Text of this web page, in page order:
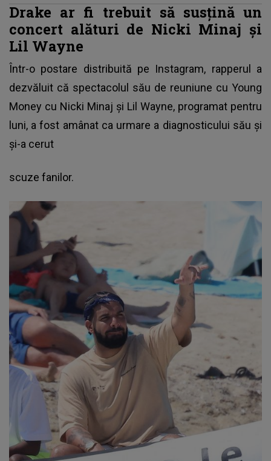
Drake ar fi trebuit să susțină un
concert alături de Nicki Minaj și
Lil Wayne
Într-o postare distribuită pe Instagram, rapperul a
dezvăluit că spectacolul său de reuniune cu Young
Money cu Nicki Minaj și Lil Wayne, programat pentru
luni, a fost amânat ca urmare a diagnosticului său și
și-a cerut
scuze fanilor.